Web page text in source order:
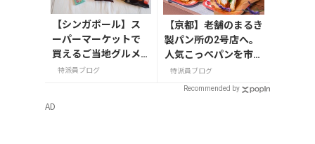
【シンガポール】ス
ーパーマーケットで
買えるご当地グルメ
のお土産
特派員ブログ
【京都】老舗のまるき
製パン所の2号店へ。
人気こっぺパンを市役
所で味わう
特派員ブログ
Recommended by
AD